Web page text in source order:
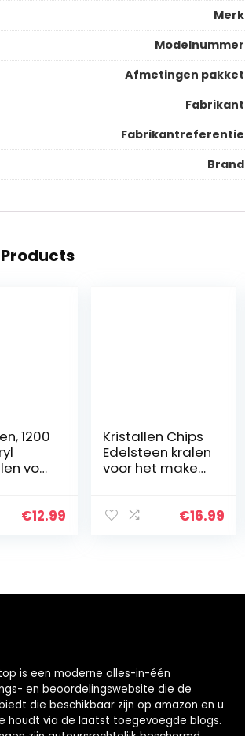
Merk
Modelnummer
Afmetingen pakket
Fabrikant
Fabrikantreferentie
Brand
1200
voor
€12.99
Kristallen Chips
Edelsteen kralen
voor het maken
chips Stenen
€16.99
is een moderne alles-in-één
en beoordelingswebsite die de
die beschikbaar zijn op amazon en u
houdt via de laatst toegevoegde blogs.